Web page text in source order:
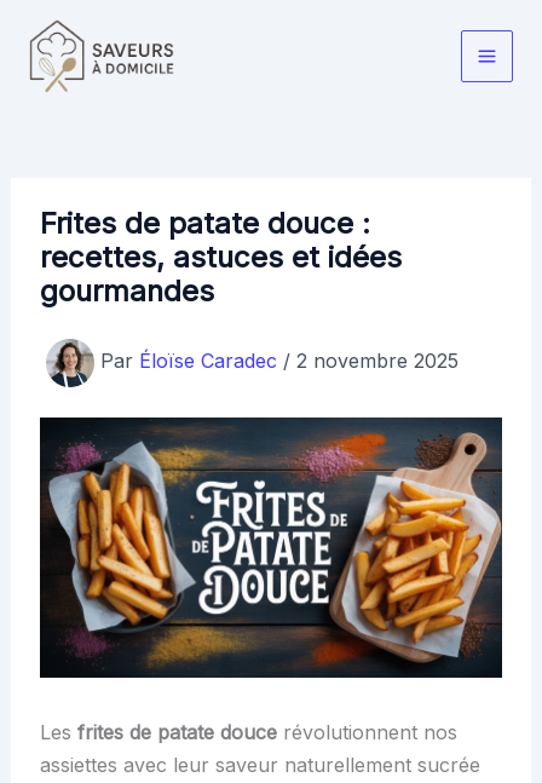
contenu
Main
Frites de patate douce :
recettes, astuces et idées
gourmandes
Par Éloïse Caradec / 2 novembre 2025
Les frites de patate doucerévolutionnent nos
assiettes avec leur saveur naturellement sucrée